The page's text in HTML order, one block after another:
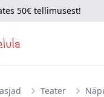
50€ tellimusest!
Teater